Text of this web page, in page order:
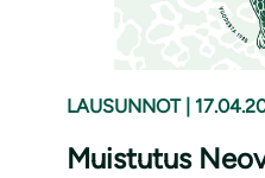
LAUSUNNOT
Muistutus